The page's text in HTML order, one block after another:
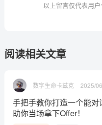
以上留言仅代表用
阅读相关文章
数字生命卡兹克 2025/
手把手教你打造一个能对
助你当场拿下Offer！